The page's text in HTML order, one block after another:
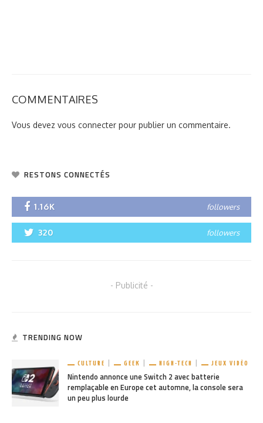
COMMENTAIRES
Vous devez vous connecter pour publier un commentaire.
RESTONS CONNECTÉS
1.16K followers
320 followers
- Publicité -
TRENDING NOW
CULTURE GEEK HIGH-TECH JEUX VIDÉO
Nintendo annonce une Switch 2 avec batterie
remplaçable en Europe cet automne, la console sera
un peu plus lourde